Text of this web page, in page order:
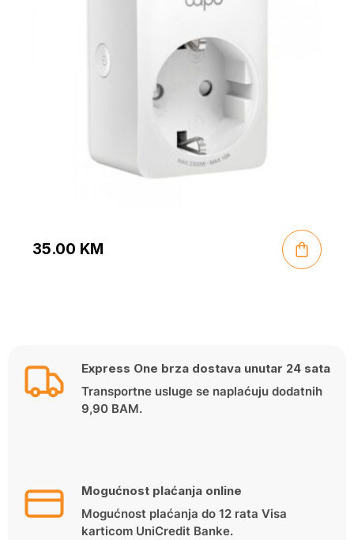
35.00 KM
Express One brza dostava unutar 24 sata
Transportne usluge se naplaćuju dodatnih
9,90 BAM.
Mogućnost plaćanja online
Mogućnost plaćanja do 12 rata Visa
karticom UniCredit Banke.